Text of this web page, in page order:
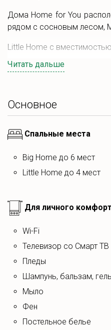
Дома Home for You
рядом с сосновым лесом,
Little Home с
Дом оснащён всем
В вашем распоряжении
барбекю.
Рядом с домом
Робинсон.
велосипедов, что
велопрогулку вдоль
На территории
Читать дальше
Основное
Спальные места
Big Home до 6 мест
Little Home до 4 мест
Для личного
Wi-Fi
Телевизор со Смарт ТВ
Пледы
Шампунь, бальзам,
Мыло
Фен
постельное белье